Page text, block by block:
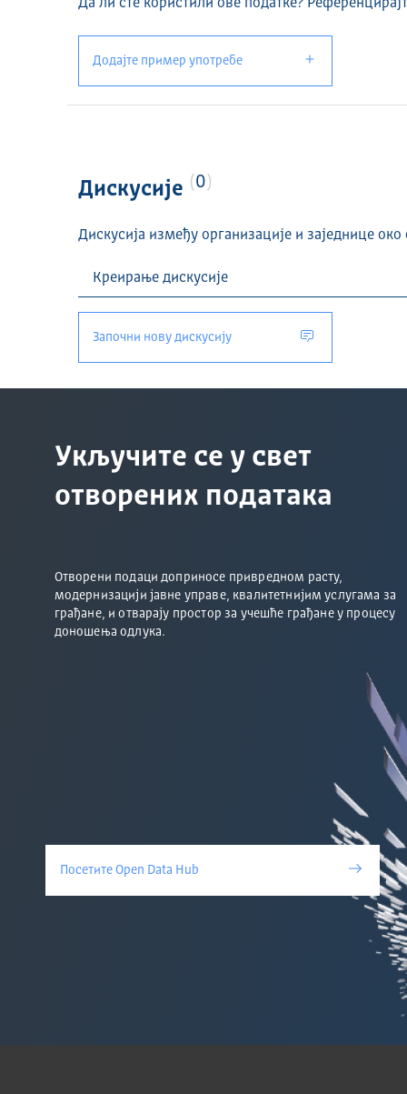
Да ли сте користили ове податке?
Додајте пример употребе
Дискусије 0
Дискусија између организације и заједнице око
Започни нову дискусију
Укључите се у свет
отворених података
Отворени подаци доприносе привредном расту,
модернизацији јавне управе, квалитетнијим услугама за
грађане, и отварају простор за учешће грађане у процесу
доношења одлука.
Посетите Open Data Hub